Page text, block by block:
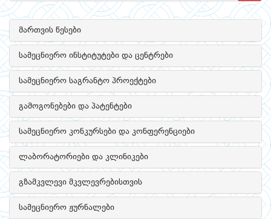
მართვის წესები
სამეცნიერო ინსტიტუტები და ცენტრები
სამეცნიერო საგრანტო პროექტები
გამოგონებები და პატენტები
სამეცნიერო კონკურსები და კონფერენციები
ლაბორატორიები და კლინიკები
გზამკვლევი მკვლევრებისთვის
სამეცნიერო ჟურნალები